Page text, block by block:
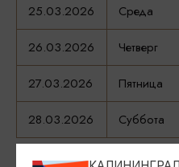
25.03.2026 Среда
26.03.2026 Четверг
27.03.2026 Пятница
28.03.2026 Суббота